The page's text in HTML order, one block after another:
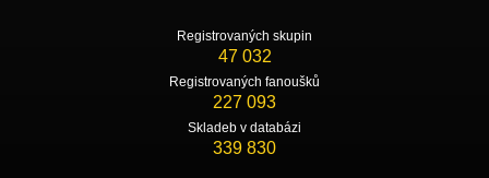
Registrovaných skupin
47 032
Registrovaných fanoušků
227 093
Skladeb v databázi
339 830